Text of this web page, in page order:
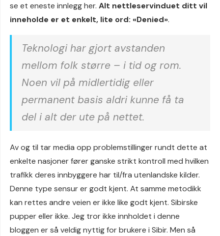
se et eneste innlegg her. Alt nettleservinduet ditt vil
inneholde er et enkelt, lite ord: «Denied».
Teknologi har gjort avstanden
mellom folk større – i tid og rom.
Noen vil på midlertidig eller
permanent basis aldri kunne få ta
del i alt der ute på nettet.
Av og til tar media opp problemstillinger rundt dette at
enkelte nasjoner fører ganske strikt kontroll med hvilken
trafikk deres innbyggere har til/fra utenlandske kilder.
Denne type sensur er godt kjent. At samme metodikk
kan rettes andre veien er ikke like godt kjent. Sibirske
pupper eller ikke. Jeg tror ikke innholdet i denne
bloggen er så veldig nyttig for brukere i Sibir. Men så